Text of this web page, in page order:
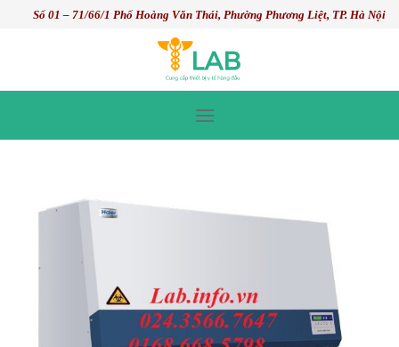
Số 01 – 71/66/1 Phố Hoàng Văn Thái, Phường Phương Liệt, TP. Hà Nội